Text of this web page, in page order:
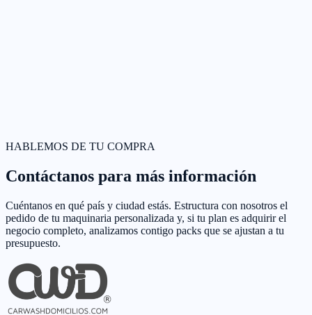
HABLEMOS DE TU COMPRA
Contáctanos para más información
Cuéntanos en qué país y ciudad estás. Estructura con nosotros el
pedido de tu maquinaria personalizada y, si tu plan es adquirir el
negocio completo, analizamos contigo packs que se ajustan a tu
presupuesto.